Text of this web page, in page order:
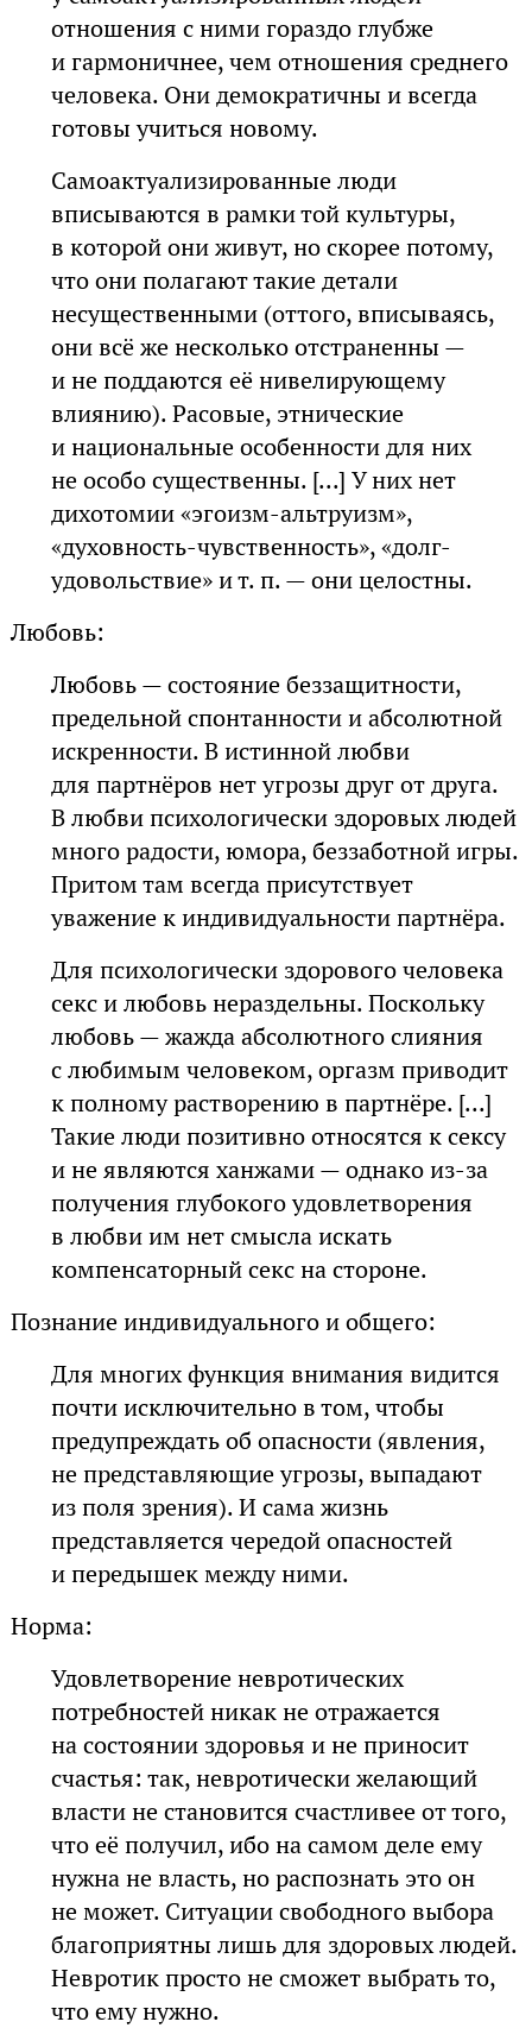
отношения с ними гораздо глубже
и гармоничнее, чем отношения среднего
человека. Они демократичны и всегда
готовы учиться новому.
Самоактуализированные люди
вписываются в рамки той культуры,
в которой они живут, но скорее потому,
что они полагают такие детали
несущественными (оттого, вписываясь,
они всё же несколько отстраненны —
и не поддаются её нивелирующему
влиянию). Расовые, этнические
и национальные особенности для них
не особо существенны. [...] У них нет
дихотомии «эгоизм-альтруизм»,
«духовность-чувственность», «долг-
удовольствие» и т. п. — они целостны.
Любовь:
Любовь — состояние беззащитности,
предельной спонтанности и абсолютной
искренности. В истинной любви
для партнёров нет угрозы друг от друга.
В любви психологически здоровых людей
много радости, юмора, беззаботной игры.
Притом там всегда присутствует
уважение к индивидуальности партнёра.
Для психологически здорового человека
секс и любовь нераздельны. Поскольку
любовь — жажда абсолютного слияния
с любимым человеком, оргазм приводит
к полному растворению в партнёре. [...]
Такие люди позитивно относятся к сексу
и не являются ханжами — однако из-за
получения глубокого удовлетворения
в любви им нет смысла искать
компенсаторный секс на стороне.
Познание индивидуального и общего:
Для многих функция внимания видится
почти исключительно в том, чтобы
предупреждать об опасности (явления,
не представляющие угрозы, выпадают
из поля зрения). И сама жизнь
представляется чередой опасностей
и передышек между ними.
Норма:
Удовлетворение невротических
потребностей никак не отражается
на состоянии здоровья и не приносит
счастья: так, невротически желающий
власти не становится счастливее от того,
что её получил, ибо на самом деле ему
нужна не власть, но распознать это он
не может. Ситуации свободного выбора
благоприятны лишь для здоровых людей.
Невротик просто не сможет выбрать то,
что ему нужно.